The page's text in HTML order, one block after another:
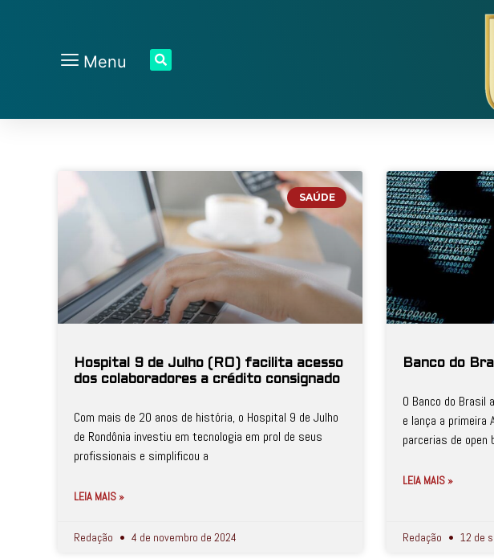
Menu
SAÚDE
Hospital 9 de Julho (RO) facilita acesso
dos colaboradores a crédito consignado
Com mais de 20 anos de história, o Hospital 9 de Julho
de Rondônia investiu em tecnologia em prol de seus
profissionais e simplificou a
LEIA MAIS »
Redação 4 de novembro de 2024
Banco do
O Banco do Brasil
e lança a primeira
parcerias de open
LEIA MAIS »
Redação 12 de